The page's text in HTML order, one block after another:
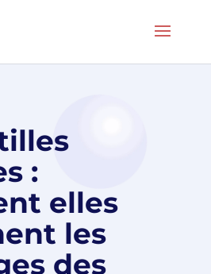
:
elles
les
des